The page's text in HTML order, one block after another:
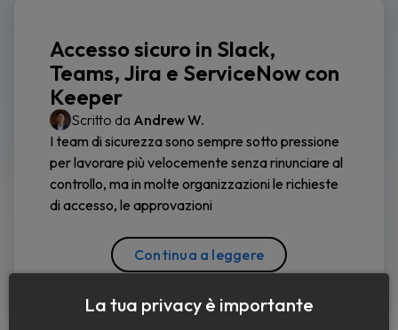
Accesso sicuro in Slack,
Teams, Jira e ServiceNow con
Keeper
Scritto da Andrew W.
I team di sicurezza sono sempre sotto pressione
per lavorare più velocemente senza rinunciare al
controllo, ma in molte organizzazioni le richieste
di accesso, le approvazioni
Continua a leggere
La tua privacy è importante